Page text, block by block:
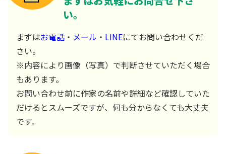
い。
まずはお電話 ・ メール ・ LINEにてお問い合わせくだ
さい。
※内容により画像（写真）で判断させていただく場合
もあります。
お問い合わせ前に作家の名前や詳細など確認していた
だけるとスムーズですが、何も分からなくても大丈夫
です。